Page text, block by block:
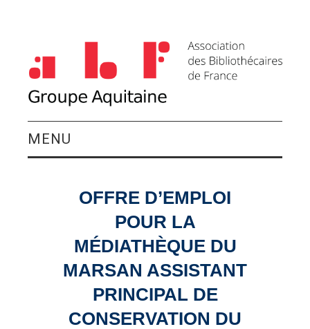
MENU
ACTIVITÉS DU
GROUPE
AGENDA
VEILLE PRO
OFFRE D’EMPLOI
POUR LA
MÉDIATHÈQUE DU
MARSAN ASSISTANT
PRINCIPAL DE
CONSERVATION DU